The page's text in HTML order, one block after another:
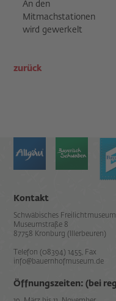
An den
Mitmachstationen
wird gewerkelt
zurück
Kontakt
Schwäbisches
Museumstraße 8
87758 Kronburg (Illerbeuren)
Telefon (08394) 1455, Fax
info@bauernhofmuseum.de
Öffnungszeiten: (bei